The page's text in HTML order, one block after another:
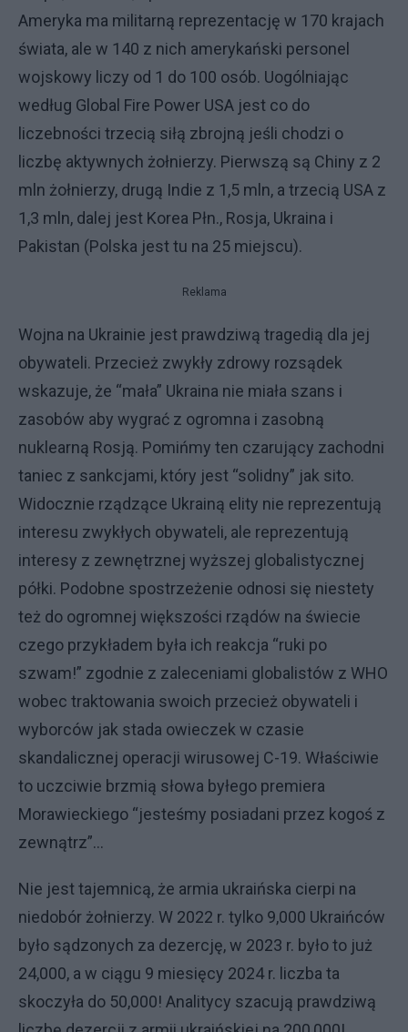
Ameryka ma militarną reprezentację w 170 krajach
świata, ale w 140 z nich amerykański personel
wojskowy liczy od 1 do 100 osób. Uogólniając
według Global Fire Power USA jest co do
liczebności trzecią siłą zbrojną jeśli chodzi o
liczbę aktywnych żołnierzy. Pierwszą są Chiny z 2
mln żołnierzy, drugą Indie z 1,5 mln, a trzecią USA z
1,3 mln, dalej jest Korea Płn., Rosja, Ukraina i
Pakistan (Polska jest tu na 25 miejscu).
Reklama
Wojna na Ukrainie jest prawdziwą tragedią dla jej
obywateli. Przecież zwykły zdrowy rozsądek
wskazuje, że “mała” Ukraina nie miała szans i
zasobów aby wygrać z ogromna i zasobną
nuklearną Rosją. Pomińmy ten czarujący zachodni
taniec z sankcjami, który jest “solidny” jak sito.
Widocznie rządzące Ukrainą elity nie reprezentują
interesu zwykłych obywateli, ale reprezentują
interesy z zewnętrznej wyższej globalistycznej
półki. Podobne spostrzeżenie odnosi się niestety
też do ogromnej większości rządów na świecie
czego przykładem była ich reakcja “ruki po
szwam!” zgodnie z zaleceniami globalistów z WHO
wobec traktowania swoich przecież obywateli i
wyborców jak stada owieczek w czasie
skandalicznej operacji wirusowej C-19. Właściwie
to uczciwie brzmią słowa byłego premiera
Morawieckiego “jesteśmy posiadani przez kogoś z
zewnątrz”...
Nie jest tajemnicą, że armia ukraińska cierpi na
niedobór żołnierzy. W 2022 r. tylko 9,000 Ukraińców
było sądzonych za dezercję, w 2023 r. było to już
24,000, a w ciągu 9 miesięcy 2024 r. liczba ta
skoczyła do 50,000! Analitycy szacują prawdziwą